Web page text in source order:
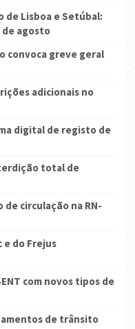
de Lisboa e Setúbal:
de agosto
convoca greve geral
adicionais no
digital de registo de
total de
de circulação na RN-
e do Frejus
com novos tipos de
de trânsito